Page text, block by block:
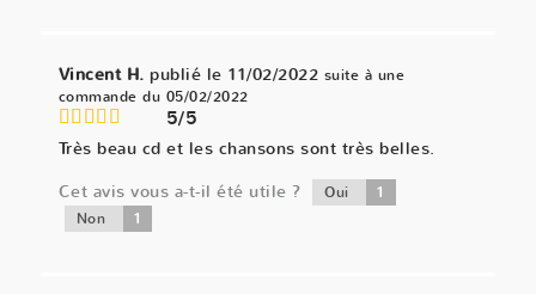
Vincent H.publié le 11/02/2022 suite à une
commande du 05/02/2022
5/5
Très beau cd et les chansons sont très belles.
Cet avis vous a-t-il été utile ?
Oui 1
Non 1